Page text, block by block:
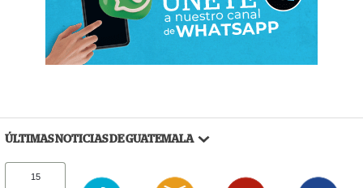
ÚLTIMAS NOTICIAS DE GUATEMALA
15